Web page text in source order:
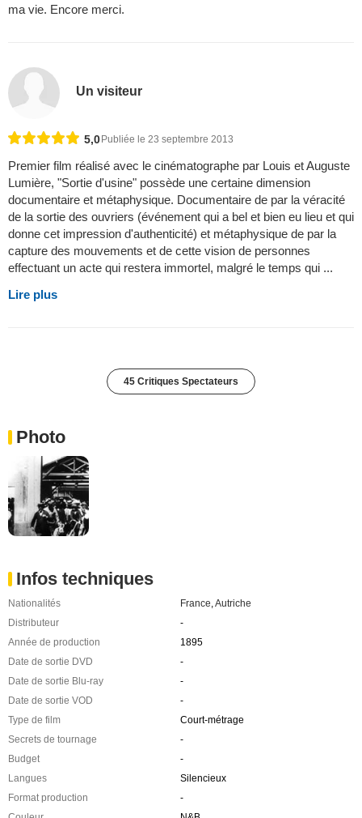
ma vie. Encore merci.
Un visiteur
5,0Publiée le 23 septembre 2013
Premier film réalisé avec le cinématographe par Louis et Auguste
Lumière, "Sortie d'usine" possède une certaine dimension
documentaire et métaphysique. Documentaire de par la véracité
de la sortie des ouvriers (événement qui a bel et bien eu lieu et qui
donne cet impression d'authenticité) et métaphysique de par la
capture des mouvements et de cette vision de personnes
effectuant un acte qui restera immortel, malgré le temps qui ...
Lire plus
45 Critiques Spectateurs
Photo
Infos techniques
Nationalités France,Autriche
Distributeur
-
Année de production
1895
Date de sortie DVD
-
Date de sortie Blu-ray
-
Date de sortie VOD
-
Type de film
Court-métrage
Secrets de tournage
-
Budget
-
Langues
Silencieux
Format production
-